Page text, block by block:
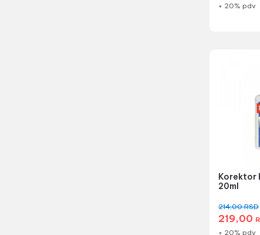
+ 20% pdv
Korektor
20ml
214,00RSD
219,00
+ 20% pdv